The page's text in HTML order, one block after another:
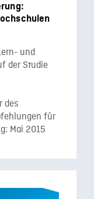
und
der Studie
des
für
Mai 2015